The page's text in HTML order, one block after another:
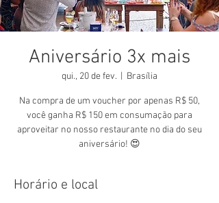
Aniversário 3x mais
qui., 20 de fev. Brasília
Na compra de um voucher por apenas R$ 50,
você ganha R$ 150 em consumação para
aproveitar no nosso restaurante no dia do seu
aniversário! 😍
Horário e local